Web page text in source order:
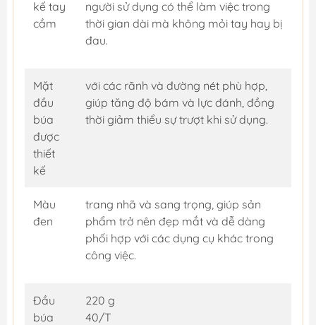
kế tay
cầm
người sử dụng có thể làm việc trong
thời gian dài mà không mỏi tay hay bị
đau.
Mặt
đầu
búa
được
thiết
kế
với các rãnh và đường nét phù hợp,
giúp tăng độ bám và lực đánh, đồng
thời giảm thiểu sự trượt khi sử dụng.
Màu
đen
trang nhã và sang trọng, giúp sản
phẩm trở nên đẹp mắt và dễ dàng
phối hợp với các dụng cụ khác trong
công việc.
Đầu
búa
220 g
40/T